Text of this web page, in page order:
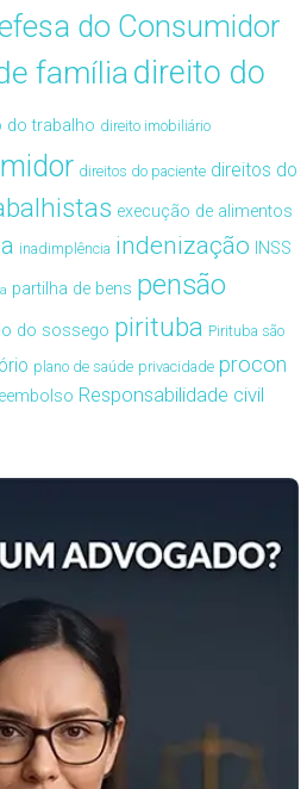
do Consumidor
famíliadireito do
do trabalho direito imobiliário
direitos do paciente direitos do
execução de alimentos
inadimplência indenização INSS
partilha de bens pensão
do sossego pirituba Pirituba são
plano de saúde privacidade procon
Responsabilidade civil